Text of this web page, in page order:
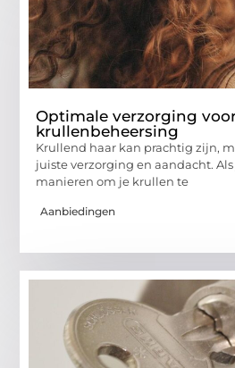
Optimale verzorging
krullenbeheersing
Krullend haar kan prachtig zijn,
juiste verzorging en aandacht.
manieren om je krullen te
Aanbiedingen